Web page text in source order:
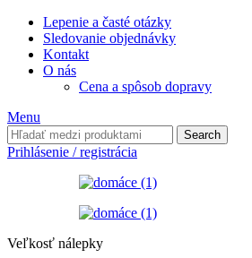
Lepenie a časté otázky
Sledovanie objednávky
Kontakt
O nás
Cena a spôsob dopravy
Menu
Search
Prihlásenie / registrácia
Veľkosť nálepky